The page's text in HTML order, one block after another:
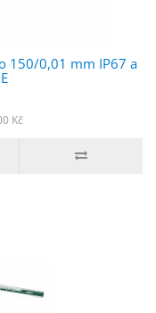
150/0,01 mm IP67 a
Kč